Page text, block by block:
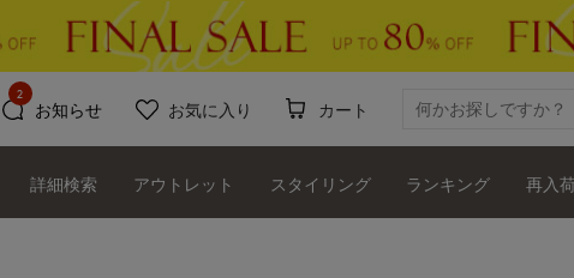
お知らせ
2
お気に入り カート
詳細検索 アウトレット スタイリング ランキング 再入